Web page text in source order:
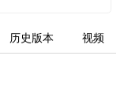
历史版本 视频